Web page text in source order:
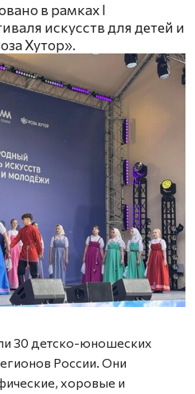
в рамках I
искусств для детей и
Хутор».
30 детско-юношеских
России. Они
хоровые и